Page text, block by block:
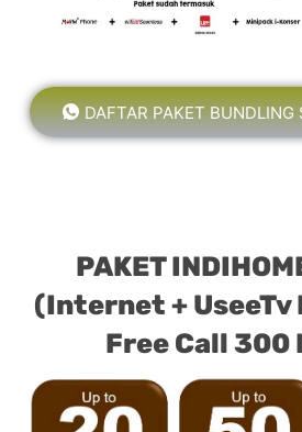
DAFTAR PAKET BUNDLING
PAKET
(Internet + UseeTv
Free Call 300